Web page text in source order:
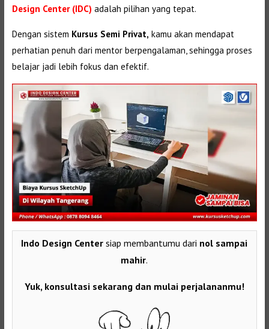
Design Center (IDC) adalah pilihan yang tepat.
Dengan sistem Kursus Semi Privat, kamu akan mendapat
perhatian penuh dari mentor berpengalaman, sehingga proses
belajar jadi lebih fokus dan efektif.
Indo Design Center siap membantumu dari nol sampai
mahir.
Yuk, konsultasi sekarang dan mulai perjalananmu!